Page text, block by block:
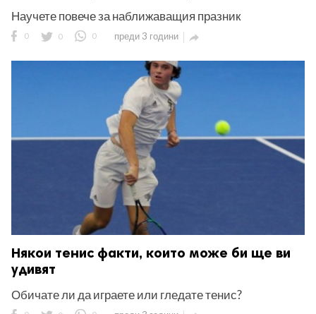
Научете повече за наближаващия празник
0 0 0 преди 3 години 
Някои тенис факти, които може би ще ви
удивят
Обичате ли да играете или гледате тенис?